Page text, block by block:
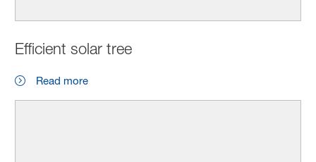
Efficient solar tree
Read more